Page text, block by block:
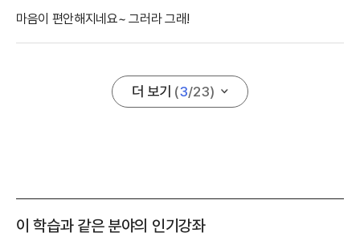
마음이 편안해지네요~ 그러라 그래!
더 보기 (3/23)
이 학습과 같은 분야의 인기강좌